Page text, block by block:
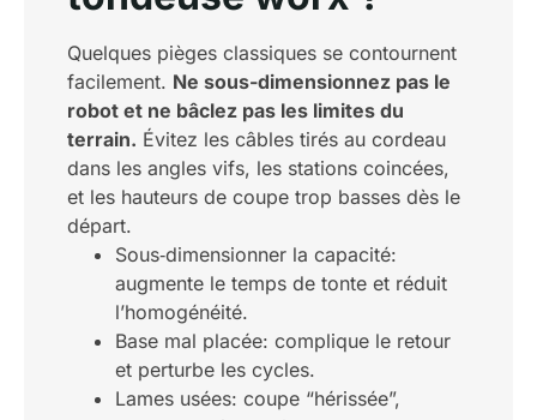
Quelques pièges classiques se contournent
facilement. Ne sous-dimensionnez pas le
robot et ne bâclez pas les limites du
terrain. Évitez les câbles tirés au cordeau
dans les angles vifs, les stations coincées,
et les hauteurs de coupe trop basses dès le
départ.
Sous‑dimensionner la capacité:
augmente le temps de tonte et réduit
l’homogénéité.
Base mal placée: complique le retour
et perturbe les cycles.
Lames usées: coupe “hérissée”,